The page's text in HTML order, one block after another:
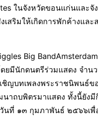
ในจังหวัดขอนแก่นและจั
เสริมให้เกิดการพักค้างและ
Big BandAmsterdam
ดยมีนักดนตรีร่วมแสดง จำน
ญบทเพลงพระราชนิพนธ์ข
าถบพิตรมาแสดง ทั้งนี้ยังมี
นที่ ๑๓ กุมภาพันธ์ ๒๕๖๖เพื่